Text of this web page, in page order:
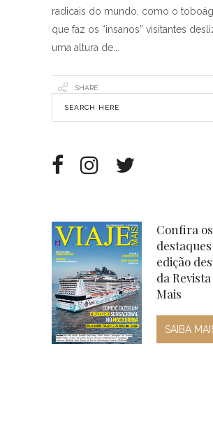
radicais do mundo, como o
que faz os “insanos” visitantes
uma altura de
SHARE
Confira os
edição
da
Mais
SAIBA